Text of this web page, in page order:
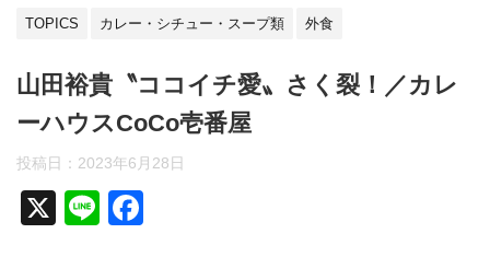
TOPICS カレー・シチュー・スープ類 外食
山田裕貴〝ココイチ愛〟さく裂！／カレ
ーハウスCoCo壱番屋
投稿日： 2023年6月28日
X
Li